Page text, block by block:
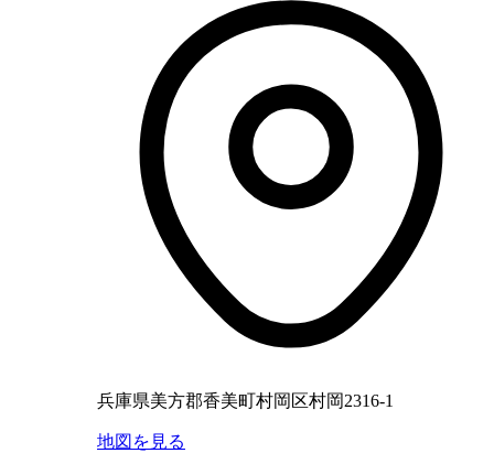
兵庫県美方郡香美町村岡区村岡2316-1
地図を見る